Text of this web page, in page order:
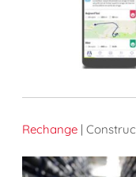
Rechange |